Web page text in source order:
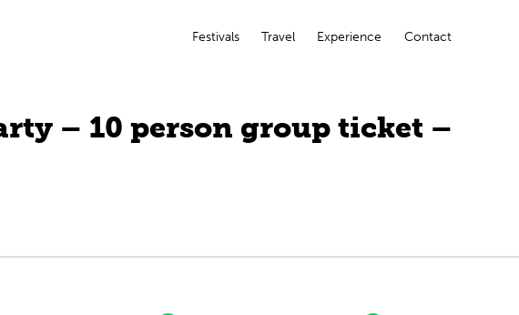
Festivals Travel Experience Contact
– 10 person group ticket –